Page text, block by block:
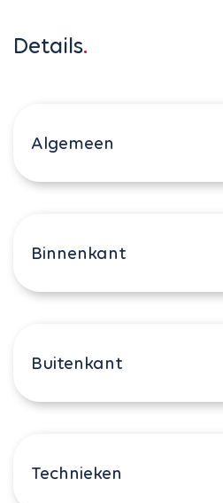
Details
Algemeen
Binnenkant
Buitenkant
Technieken